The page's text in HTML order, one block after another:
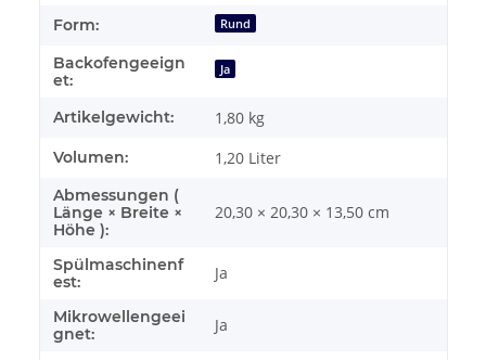
Form: Rund
Backofengeeign
et:
Ja
Artikelgewicht: 1,80 kg
Volumen: 1,20 Liter
Abmessungen (
Länge × Breite ×
Höhe ):
20,30 × 20,30 × 13,50 cm
Spülmaschinenf
est:
Ja
Mikrowellengeei
gnet:
Ja